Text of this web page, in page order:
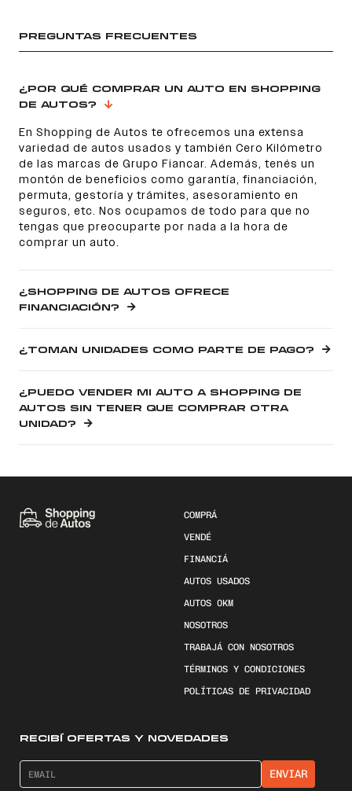
PREGUNTAS FRECUENTES
¿POR QUÉ COMPRAR UN AUTO EN SHOPPING
DE AUTOS?
En Shopping de Autos te ofrecemos una extensa
variedad de autos usados y también Cero Kilómetro
de las marcas de Grupo Fiancar. Además, tenés un
montón de beneficios como garantía, financiación,
permuta, gestoría y trámites, asesoramiento en
seguros, etc. Nos ocupamos de todo para que no
tengas que preocuparte por nada a la hora de
comprar un auto.
¿SHOPPING DE AUTOS OFRECE
FINANCIACIÓN?
¿TOMAN UNIDADES COMO PARTE DE PAGO?
¿PUEDO VENDER MI AUTO A SHOPPING DE
AUTOS SIN TENER QUE COMPRAR OTRA
UNIDAD?
COMPRÁ
VENDÉ
FINANCIÁ
AUTOS USADOS
AUTOS 0KM
NOSOTROS
TRABAJÁ CON NOSOTROS
TÉRMINOS Y CONDICIONES
POLÍTICAS DE PRIVACIDAD
RECIBÍ OFERTAS Y NOVEDADES